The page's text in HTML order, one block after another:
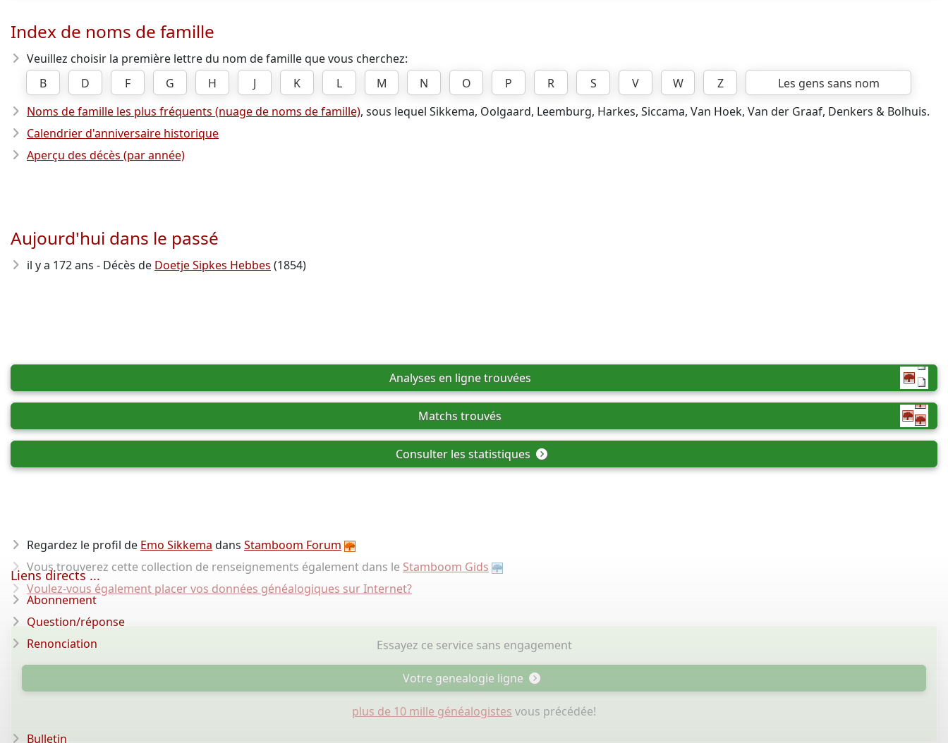
Index de noms de famille
Veuillez choisir la première lettre du nom de famille que vous cherchez:
B
D F G H J K L M N O P R S V W Z
Les gens sans nom
Noms de famille les plus fréquents (nuage de noms de famille), sous lequel Sikkema, Oolgaard, Leemburg, Harkes, Siccama, Van Hoek, Van der Graaf, Denkers & Bolhuis.
Calendrier d'anniversaire historique
Aperçu des décès (par année)
Aujourd'hui dans le passé
il y a 172 ans - Décès de Doetje Sipkes Hebbes (1854)
Analyses en ligne trouvées
Matchs trouvés
Consulter les statistiques
Regardez le profil de Emo Sikkema dans Stamboom Forum
Vous trouverez cette collection de renseignements également dans le Stamboom Gids
Voulez-vous également placer vos données généalogiques sur Internet?
Essayez ce service sans engagement
Votre genealogie ligne
plus de 10 mille généalogistes vous précédée!
Liens directs ...
Abonnement
Question/réponse
Renonciation
Bulletin